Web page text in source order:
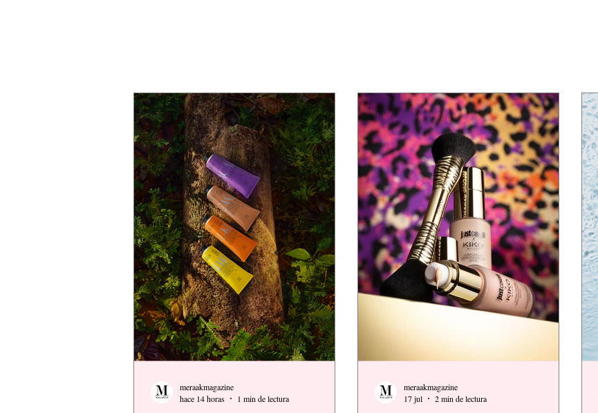
meraakmagazine
hace 14 horas
1 min de lectura
meraakmagazine
17 jul
2 min de lectura